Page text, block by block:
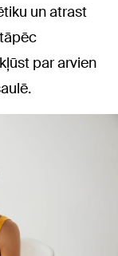
un atrast
par arvien